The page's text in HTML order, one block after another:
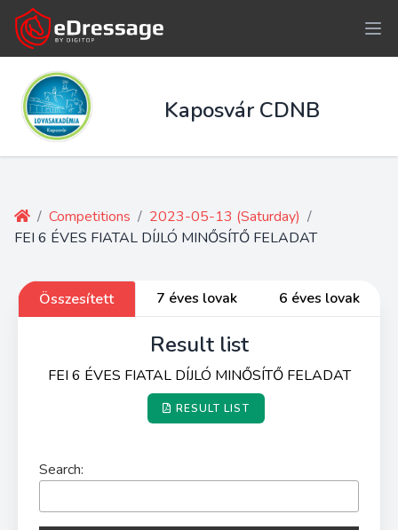
Kaposvár CDNB
/ Competitions / 2023-05-13 (Saturday) /
FEI 6 ÉVES FIATAL DÍJLÓ MINŐSÍTŐ FELADAT
Összesített 7 éves lovak 6 éves lovak
Result list
FEI 6 ÉVES FIATAL DÍJLÓ MINŐSÍTŐ FELADAT
RESULT LIST
Search: